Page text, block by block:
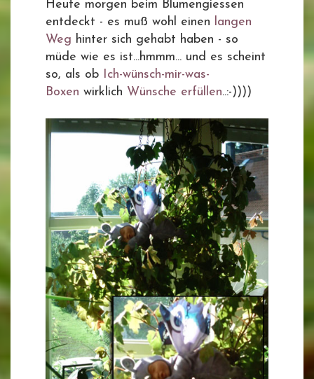
Heute morgen beim Blumengiessen
entdeckt - es muß wohl einen langen
Weg hinter sich gehabt haben - so
müde wie es ist...hmmm... und es scheint
so, als ob Ich-wünsch-mir-was-
Boxen wirklich Wünsche erfüllen..:-))))